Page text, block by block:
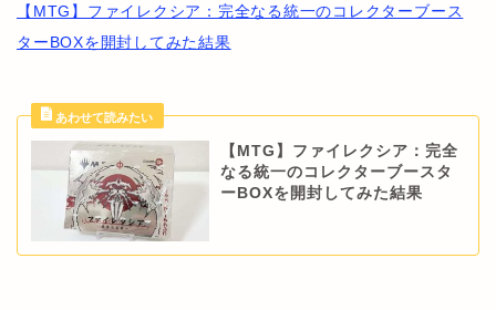
【MTG】ファイレクシア：完全なる統一のコレクターブース
ターBOXを開封してみた結果
【MTG】ファイレクシア：完全
なる統一のコレクターブースタ
ーBOXを開封してみた結果